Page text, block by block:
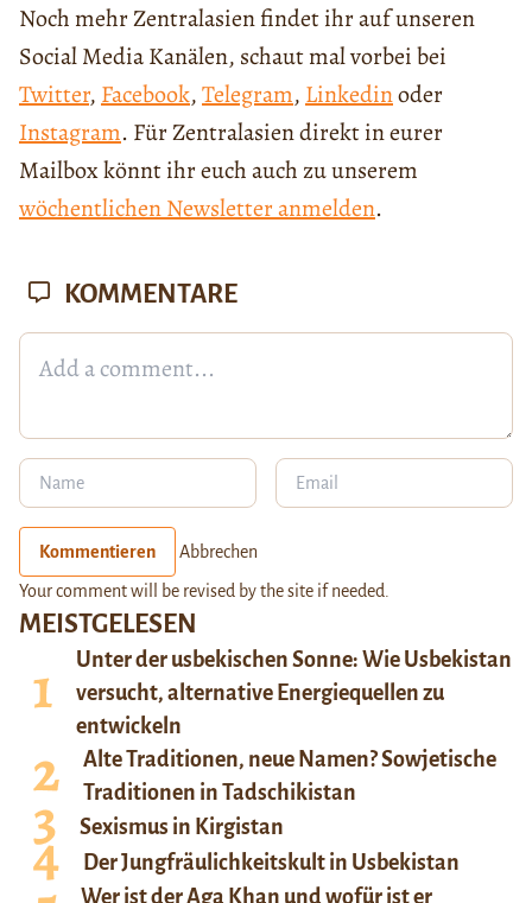
Noch mehr Zentralasien findet ihr auf unseren
Social Media Kanälen, schaut mal vorbei bei
Twitter, Facebook,Telegram, Linkedinoder
Instagram. Für Zentralasien direkt in eurer
Mailbox könnt ihr euch auch zu unserem
wöchentlichen Newsletter anmelden.
MEISTGELESEN
Unter der usbekischen Sonne: Wie Usbekistan
versucht, alternative Energiequellen zu
entwickeln
Alte Traditionen, neue Namen? Sowjetische
Traditionen in Tadschikistan
Sexismus in Kirgistan
Der Jungfräulichkeitskult in Usbekistan
Wer ist der Aga Khan und wofür ist er
KOMMENTARE
Kommentieren Abbrechen
Your comment will be revised by the site if needed.